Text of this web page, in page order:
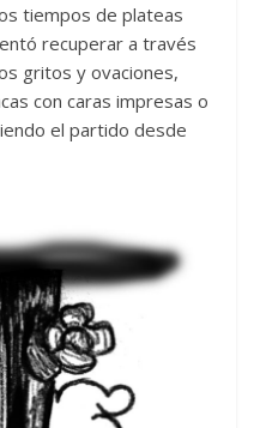
tiempos de plateas
recuperar a través
gritos y ovaciones,
con caras impresas o
el partido desde